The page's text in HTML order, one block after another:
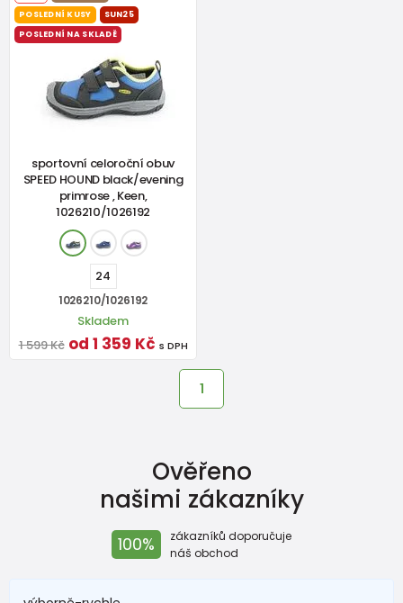
POSLEDNÍ KUSY
SUN25
POSLEDNÍ NA SKLADĚ
sportovní celoroční obuv
SPEED HOUND black/evening
primrose , Keen,
1026210/1026192
24
1026210/1026192
Skladem
1 599 Kč od 1 359 Kč s DPH
1
Ověřeno
našimi zákazníky
100%
zákazníků doporučuje
náš obchod